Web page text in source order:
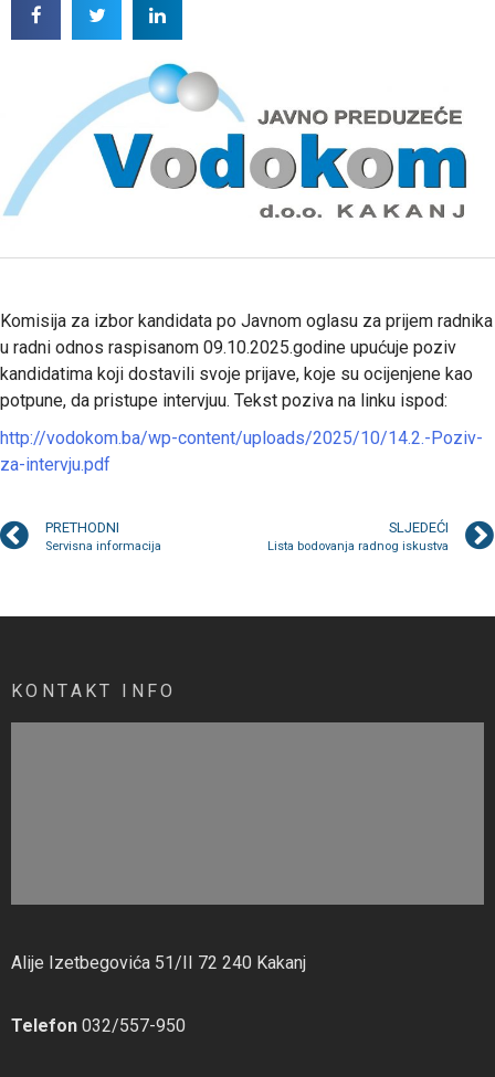
Komisija za izbor kandidata po Javnom oglasu za prijem radnika
u radni odnos raspisanom 09.10.2025.godine upućuje poziv
kandidatima koji dostavili svoje prijave, koje su ocijenjene kao
potpune, da pristupe intervjuu. Tekst poziva na linku ispod:
http://vodokom.ba/wp-content/uploads/2025/10/14.2.-Poziv-
za-intervju.pdf
PRETHODNI
Servisna informacija
SLJEDEĆI
Lista bodovanja radnog iskustva
KONTAKT INFO
Alije Izetbegovića 51/II 72 240 Kakanj
Telefon 032/557-950